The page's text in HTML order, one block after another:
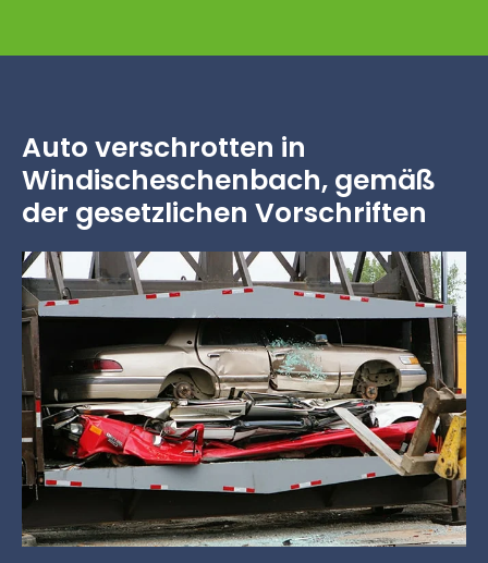
Auto verschrotten in
Windischeschenbach, gemäß
der gesetzlichen Vorschriften